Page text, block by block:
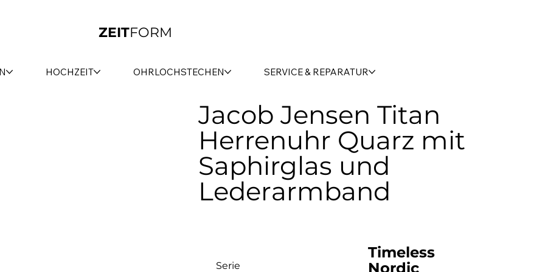
ZEITFORM
HOCHZEIT OHRLOCHSTECHEN SERVICE & REPARATUR
Jacob Jensen Titan
Herrenuhr Quarz mit
Saphirglas und
Lederarmband
Serie
Timeless
Nordic